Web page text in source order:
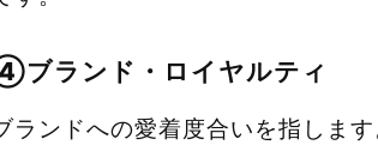
ブランド・ロイヤルティ
ランドへの愛着度合いを指します